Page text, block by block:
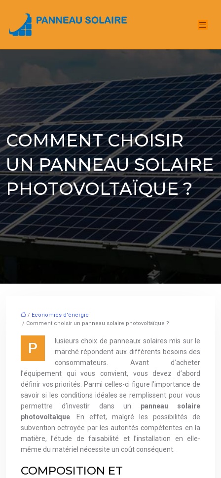
COMMENT CHOISIR
UN PANNEAU SOLAIRE
PHOTOVOLTAÏQUE ?
/ Economies d'énergie
/ Comment choisir un panneau solaire photovoltaïque ?
P
lusieurs choix de panneaux solaires mis sur le
marché répondent aux différents besoins des
consommateurs. Avant d’acheter
l’équipement qui vous convient, vous devez d’abord
définir vos priorités. Parmi celles-ci figure l’importance de
savoir si les conditions idéales se remplissent pour vous
permettre d’investir dans un panneau solaire
photovoltaïque . En effet, malgré les possibilités de
subvention octroyée par les autorités compétentes en la
matière, l’étude de faisabilité et l’installation en elle-
même du matériel nécessite un coût conséquent.
COMPOSITION ET